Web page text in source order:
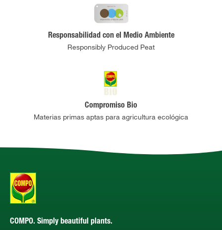
Responsabilidad con el Medio Ambiente
Responsibly Produced Peat
Compromiso Bio
Materias primas aptas para agricultura ecológica
COMPO. Simply beautiful plants.